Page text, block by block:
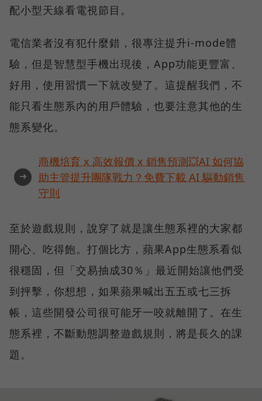
配小型天線看電視節目。
電信業者沒有犯什麼錯，很專注提升i-mode體
驗，但是智慧型手機出現後，App功能更豐富、
好用，使用習慣一下就改變了。這提醒我們，不
能只看生態系內的用戶體驗，也要注意其他的生
態系變化。
➜
商機培育 x 高效報價 x 銷售預測💥AI 如何協
助主管提升團隊戰力？免費下載 AI 驅動銷售
守則
至於遊戲規則，說穿了就是讓生態系裡的大家都
開心、吃得飽。打個比方，蘋果App生態系看似
很穩固，但「交易抽成30％」最近開始讓他們受
到抨擊，你想想，如果蘋果喊出五五或七三拆
帳，這些開發公司很可能牙一咬就離開了。在生
態系裡，不斷動態調整遊戲規則，將是長久的課
題。